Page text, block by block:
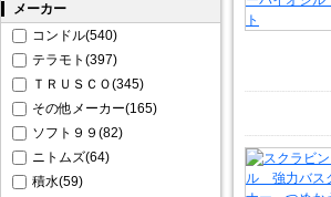
メーカー
コンドル(540)
テラモト(397)
ＴＲＵＳＣＯ(345)
その他メーカー(165)
ソフト９９(82)
ニトムズ(64)
積水(59)